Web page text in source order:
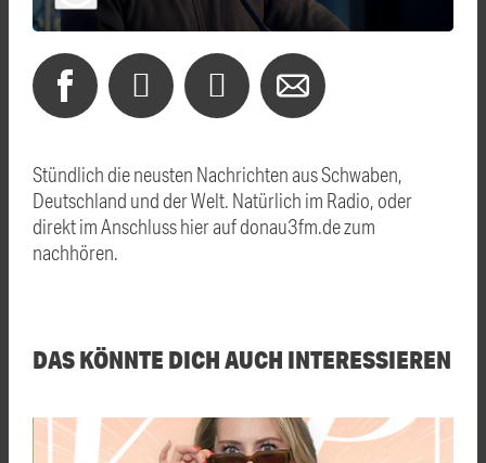
Stündlich die neusten Nachrichten aus Schwaben,
Deutschland und der Welt. Natürlich im Radio, oder
direkt im Anschluss hier auf donau3fm.de zum
nachhören.
DAS KÖNNTE DICH AUCH INTERESSIEREN